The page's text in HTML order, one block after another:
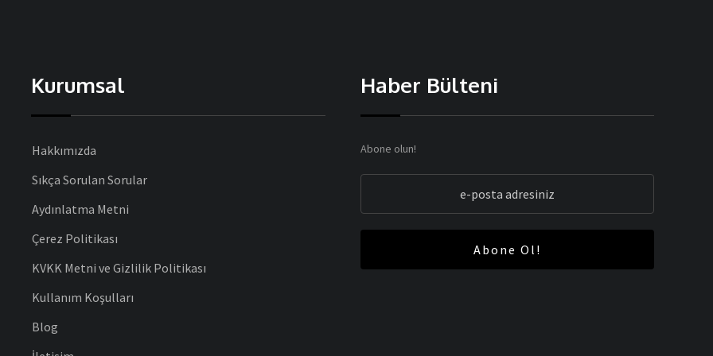
Kurumsal
Hakkımızda
Sıkça Sorulan Sorular
Aydınlatma Metni
Çerez Politikası
KVKK Metni ve Gizlilik Politikası
Kullanım Koşulları
Blog
Haber Bülteni
Abone olun!
Abone Ol!